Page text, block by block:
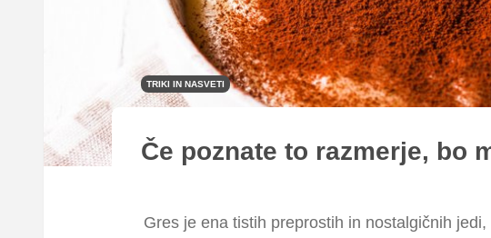
TRIKI IN NASVETI
Če poznate to razmerje, bo
Gres je ena tistih preprostih in nostalgičnih